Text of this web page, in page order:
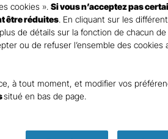
Parole
d’expert
cookies ». Si vous n’acceptez pas
être réduites. En cliquant sur les
de détails sur la fonction de chacun
ou de refuser l’ensemble des cookies
à tout moment, et modifier vos
situé en bas de page.